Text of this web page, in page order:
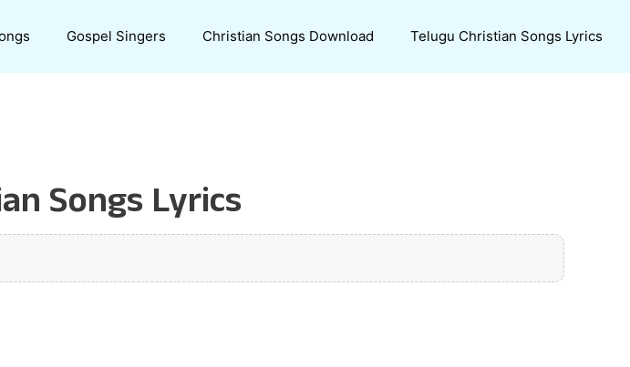
Gospel Singers Christian Songs Download Telugu Christian Songs Lyrics
Songs Lyrics